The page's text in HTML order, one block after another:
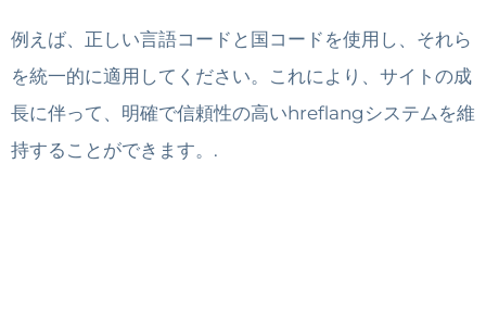
例えば、正しい言語コードと国コードを使用し、それら
を統一的に適用してください。これにより、サイトの成
長に伴って、明確で信頼性の高いhreflangシステムを維
持することができます。.